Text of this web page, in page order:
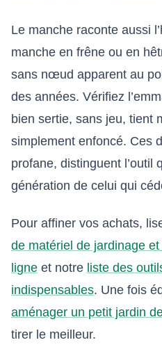
Le manche raconte aussi
manche en frêne ou en
sans nœud apparent au
des années. Vérifiez
bien sertie, sans jeu, tient
simplement enfoncé. Ces
profane, distinguent l’outil
génération de celui qui
Pour affiner vos achats,
de matériel de jardinage
ligne et notre liste des
indispensables. Une fois
aménager un petit jardin
tirer le meilleur.